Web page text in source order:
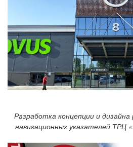
Разработка концепции и
навигационных указателей ТРЦ